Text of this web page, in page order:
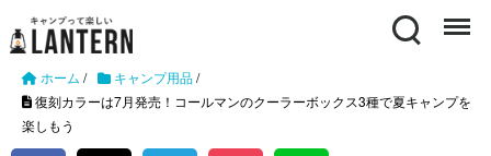
Search Menu
ホーム / キャンプ用品/
復刻カラーは7月発売！コールマンのクーラーボックス3種で夏キャンプを
楽しもう